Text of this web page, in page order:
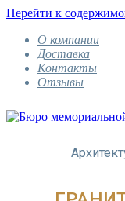
Перейти к
О компании
Доставка
Контакты
Отзывы